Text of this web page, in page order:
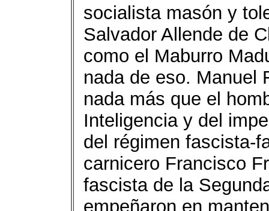
socialista masón y
Salvador Allende de
como el Maburro
nada de eso. Manuel
nada más que el
Inteligencia y del
del régimen fascista-
carnicero Francisco
fascista de la
empeñaron en